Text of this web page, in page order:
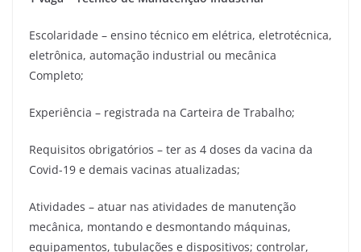
Escolaridade – ensino técnico em elétrica, eletrotécnica,
eletrônica, automação industrial ou mecânica
Completo;
Experiência – registrada na Carteira de Trabalho;
Requisitos obrigatórios – ter as 4 doses da vacina da
Covid-19 e demais vacinas atualizadas;
Atividades – atuar nas atividades de manutenção
mecânica, montando e desmontando máquinas,
equipamentos, tubulações e dispositivos; controlar,